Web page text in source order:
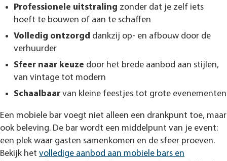
Professionele uitstraling zonder dat je zelf iets
hoeft te bouwen of aan te schaffen
Volledig ontzorgd dankzij op- en afbouw door de
verhuurder
Sfeer naar keuze door het brede aanbod aan stijlen,
van vintage tot modern
Schaalbaar van kleine feestjes tot grote evenementen
Een mobiele bar voegt niet alleen een drankpunt toe, maar
ook beleving. De bar wordt een middelpunt van je event:
een plek waar gasten samenkomen en de sfeer proeven.
Bekijk het volledige aanbod aan mobiele bars en